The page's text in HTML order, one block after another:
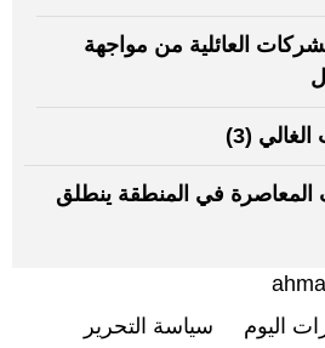
العائلية من مواجهة
(3)
في المنطقة ينطلق
اليوم
سياسة التحرير